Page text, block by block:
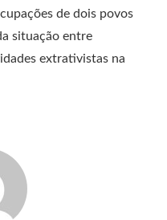
de dois povos
situação entre
extrativistas na